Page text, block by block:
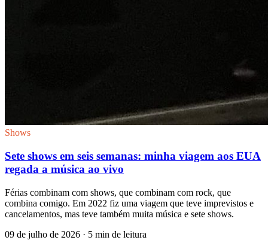
Shows
Sete shows em seis semanas: minha viagem aos EUA
regada a música ao vivo
Férias combinam com shows, que combinam com rock, que
combina comigo. Em 2022 fiz uma viagem que teve imprevistos e
cancelamentos, mas teve também muita música e sete shows.
09 de julho de 2026 · 5 min de leitura